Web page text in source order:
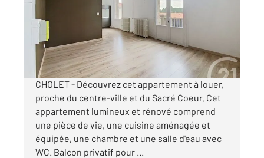
Appartement T2 à louer
630 €
par mois charges comprises
CHOLET - Découvrez cet appartement à louer,
proche du centre-ville et du Sacré Coeur. Cet
appartement lumineux et rénové comprend
une pièce de vie, une cuisine aménagée et
équipée, une chambre et une salle d'eau avec
WC. Balcon privatif pour ...